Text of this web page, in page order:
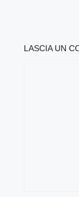
LASCIA UN